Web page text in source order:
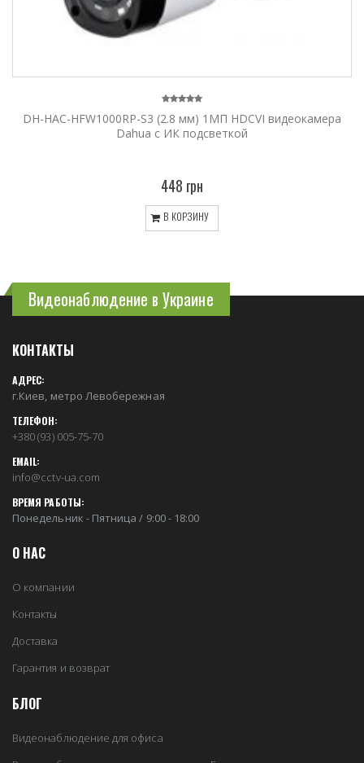
DH-HAC-HFW1000RP-S3 (2.8 мм) 1МП HDCVI видеокамера
Dahua с ИК подсветкой
448 грн
В КОРЗИНУ
Видеонаблюдение в Украине
КОНТАКТЫ
АДРЕС:
г.Киев, метро Левобережная
ТЕЛЕФОН:
+380 (93) 005-75-70
EMAIL:
info@cctv-ua.com
ВРЕМЯ РАБОТЫ:
Понедельник - Пятница / 9:00 - 18:00
О НАС
О компании
Контакты
Доставка
Гарантия и возврат
БЛОГ
Видеонаблюдение для офиса